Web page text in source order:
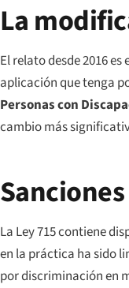
La
El relato desde 2016
aplicación que tenga
Personas con
cambio más
La Ley 715 contiene
en la práctica ha sido
por discriminación en